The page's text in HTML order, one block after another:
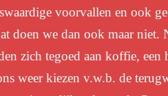
voorvallen en ook
doen we dan ook maar niet.
zich tegoed aan koffie,
weer kiezen v.w.b. de